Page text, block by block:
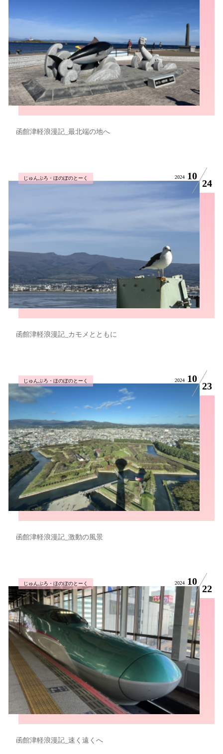
函館津軽浪漫記_最北端の地へ
じゅんぶろ・ほのぼのとーく 2024 10
24
函館津軽浪漫記_カモメとともに
じゅんぶろ・ほのぼのとーく 2024 10
23
函館津軽浪漫記_激動の風景
じゅんぶろ・ほのぼのとーく 2024 10
22
函館津軽浪漫記_速く遠くへ